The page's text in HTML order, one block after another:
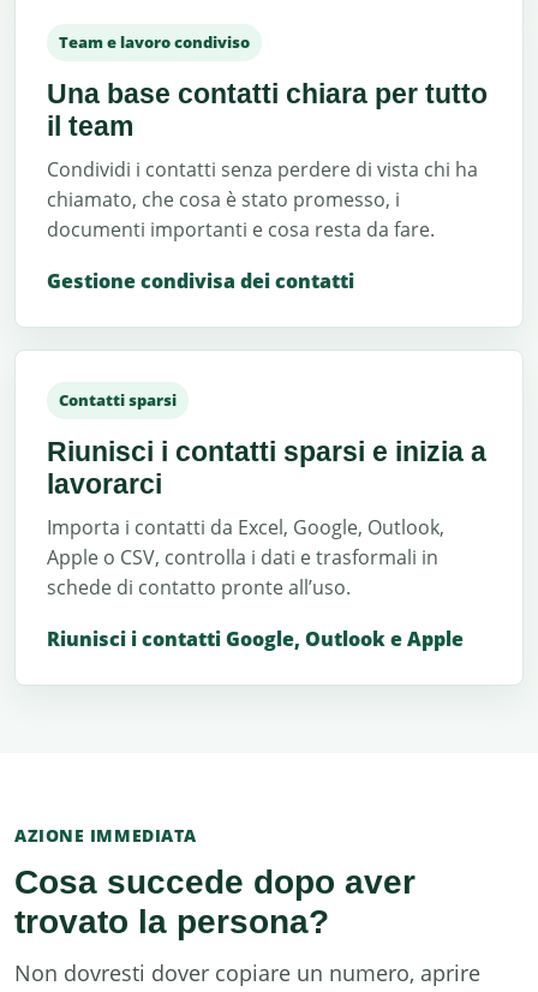
Team e lavoro condiviso
Una base contatti chiara per tutto
il team
Condividi i contatti senza perdere di vista chi ha
chiamato, che cosa è stato promesso, i
documenti importanti e cosa resta da fare.
Gestione condivisa dei contatti
Contatti sparsi
Riunisci i contatti sparsi e inizia a
lavorarci
Importa i contatti da Excel, Google, Outlook,
Apple o CSV, controlla i dati e trasformali in
schede di contatto pronte all’uso.
Riunisci i contatti Google, Outlook e Apple
AZIONE IMMEDIATA
Cosa succede dopo aver
trovato la persona?
Non dovresti dover copiare un numero, aprire